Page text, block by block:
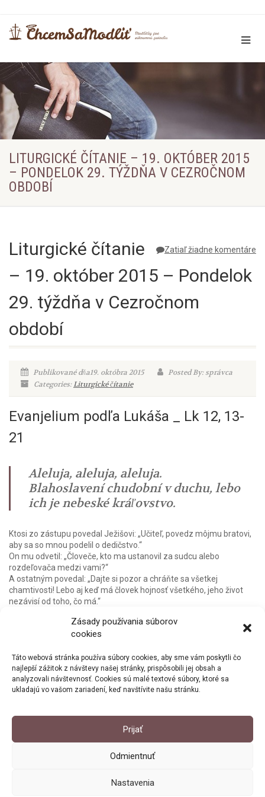
Zásady používania súborov
cookies
Táto webová stránka používa súbory cookies, aby sme vám poskytli čo
najlepší zážitok z návštevy našej stránky, prispôsobili jej obsah a
analyzovali návštevnosť. Cookies sú malé textové súbory, ktoré sa
ukladajú vo vašom zariadení, keď navštívite našu stránku.
Prijať
Odmientnuť
Nastavenia
LITURGICKÉ ČÍTANIE – 19. OKTÓBER 2015
– PONDELOK 29. TÝŽDŇA V CEZROČNOM
OBDOBÍ
Zatiaľ žiadne komentáre
Liturgické čítanie
– 19. október 2015 – Pondelok
29. týždňa v Cezročnom
období
Publikované dňa19. októbra 2015
Posted By: správca
Categories:Liturgické čítanie
Evanjelium podľa Lukáša _ Lk 12, 13-
21
Aleluja, aleluja, aleluja.
Blahoslavení chudobní v duchu, lebo
ich je nebeské kráľovstvo.
Ktosi zo zástupu povedal Ježišovi: „Učiteľ, povedz môjmu bratovi,
aby sa so mnou podelil o dedičstvo.“
On mu odvetil: „Človeče, kto ma ustanovil za sudcu alebo
rozdeľovača medzi vami?“
A ostatným povedal: „Dajte si pozor a chráňte sa všetkej
chamtivosti! Lebo aj keď má človek hojnosť všetkého, jeho život
nezávisí od toho, čo má.“
veľkú úrodu. Premýšľal a hovoril si: ‚Čo budem robiť? Veď nemám
kde uložiť svoju úrodu.‘ Potom si povedal: ‚Toto urobím: Zrúcam
svoj majetok. Potom si poviem: Duša, máš veľké zásoby na mnohé
roky. Odpočívaj, jedz, pi a veselo hoduj!‘
Ale Boh mu povedal: ‚Blázon! Ešte tejto noci požiadajú od teba tvoj
život a čo si si nahonobil, čie bude?‘
bohatý.“
© 2026 ChcemSaModlit.sk. Všetky práva vyhradené.